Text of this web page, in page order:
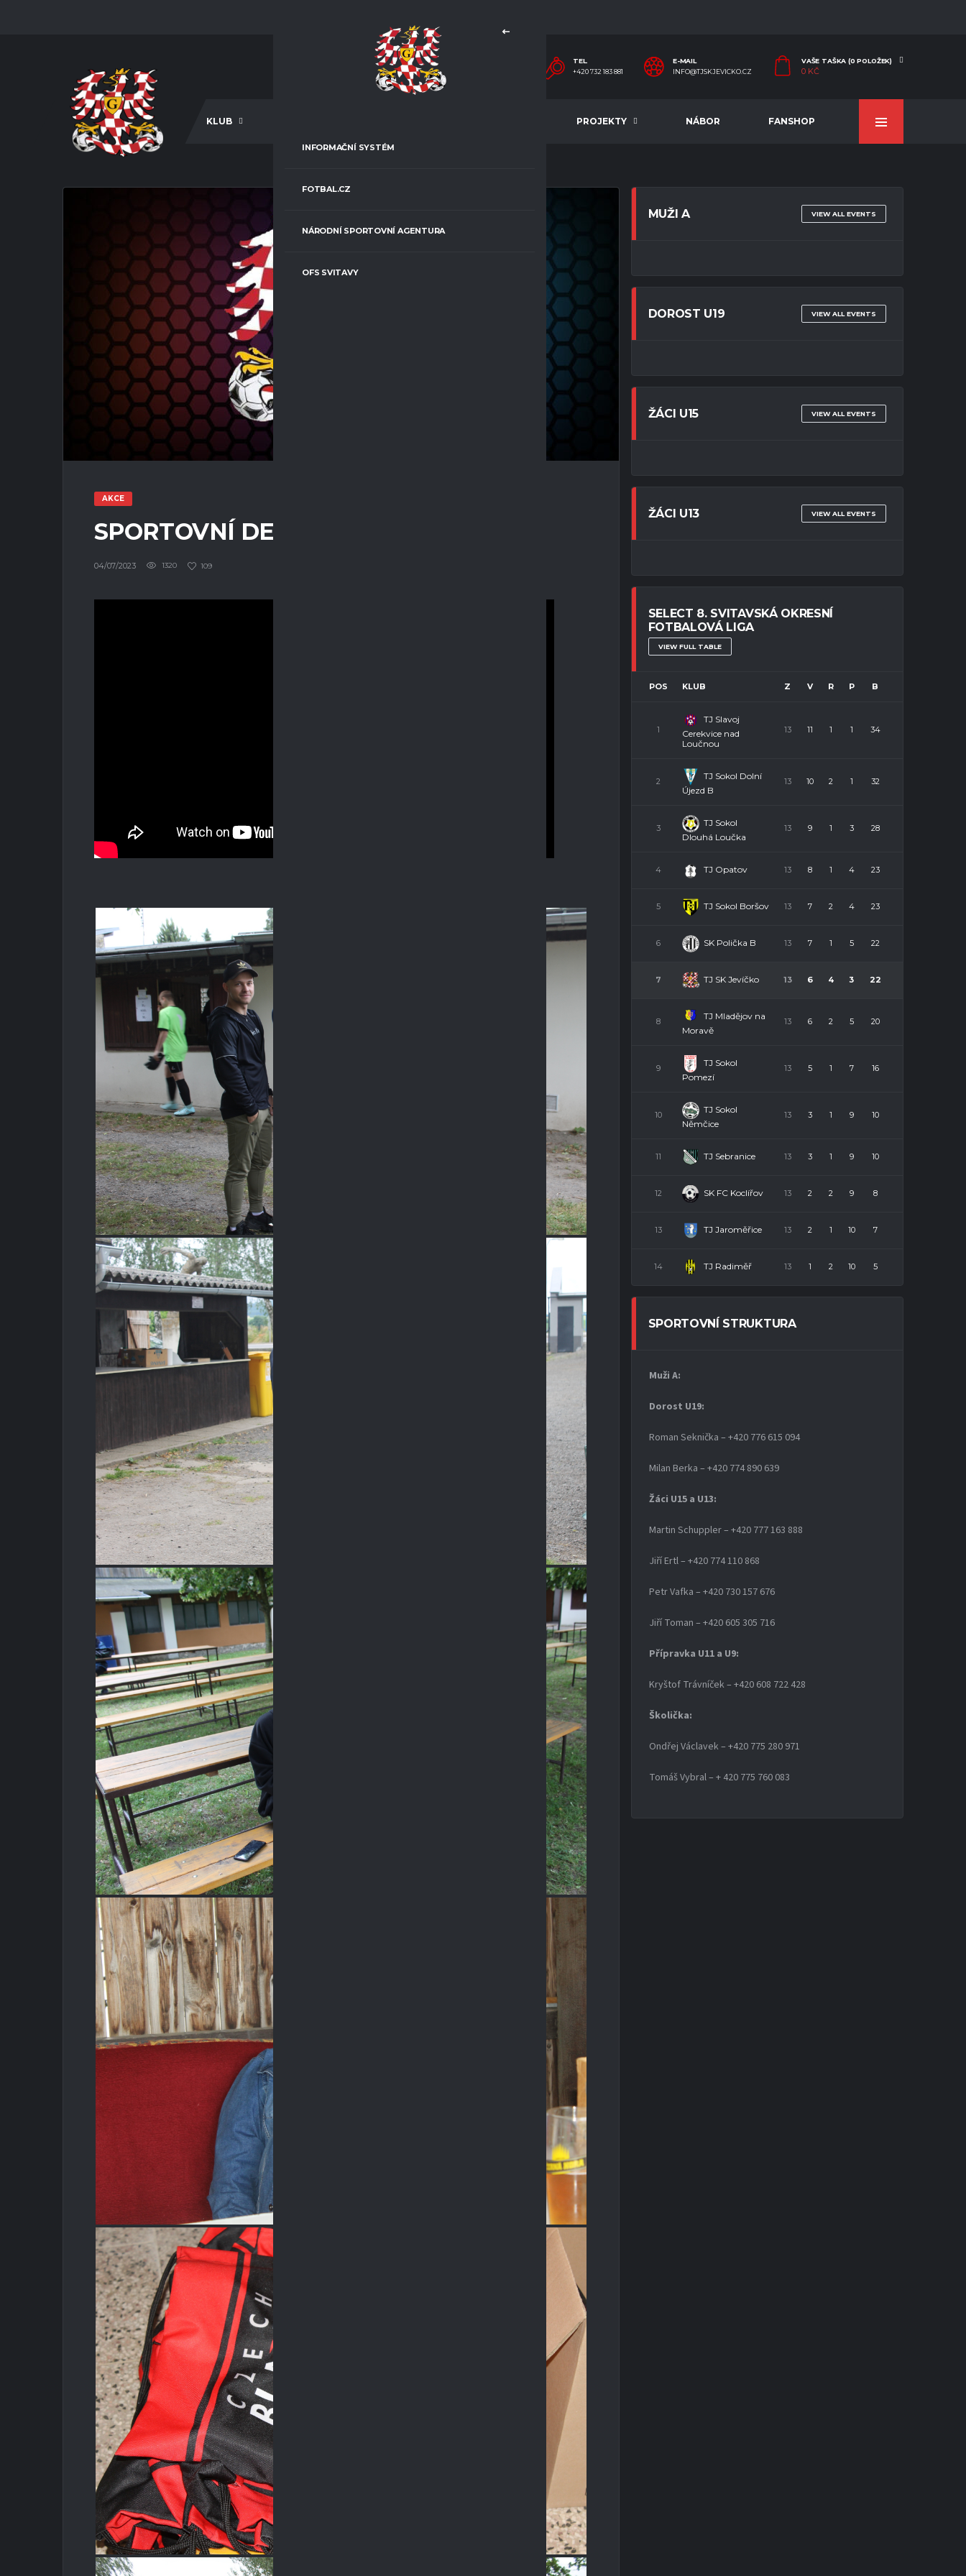
TEL.
+420 732 183 881
E-MAIL
INFO@TJSKJEVICKO.CZ
VAŠE TAŠKA (0 POLOŽEK)
0 KČ
KLUB PROJEKTY NÁBOR FANSHOP
INFORMAČNÍ SYSTÉM
FOTBAL.CZ
NÁRODNÍ SPORTOVNÍ AGENTURA
OFS SVITAVY
AKCE
SPORTOVNÍ DEN NA ESKÁ
04/07/2023 1320 109
MUŽI A VIEW ALL EVENTS
DOROST U19 VIEW ALL EVENTS
ŽÁCI U15 VIEW ALL EVENTS
ŽÁCI U13 VIEW ALL EVENTS
SELECT 8. SVITAVSKÁ OKRESNÍ
FOTBALOVÁ LIGA
VIEW FULL TABLE
POS KLUB Z V R P B
1
TJ Slavoj
Cerekvice nad
Loučnou
13 11 1 1 34
2
TJ Sokol Dolní
Újezd B
13 10 2 1 32
3
TJ Sokol
Dlouhá Loučka
13 9 1 3 28
4 TJ Opatov 13 8 1 4 23
5 TJ Sokol Boršov 13 7 2 4 23
6 SK Polička B 13 7 1 5 22
7 TJ SK Jevíčko 13 6 4 3 22
8
TJ Mladějov na
Moravě
13 6 2 5 20
9
TJ Sokol
Pomezí
13 5 1 7 16
10
TJ Sokol
Němčice
13 3 1 9 10
11 TJ Sebranice 13 3 1 9 10
12 SK FC Koclířov 13 2 2 9 8
13 TJ Jaroměřice 13 2 1 10 7
14 TJ Radiměř 13 1 2 10 5
SPORTOVNÍ STRUKTURA
Muži A:
Dorost U19:
Roman Seknička – +420 776 615 094
Milan Berka – +420 774 890 639
Žáci U15 a U13:
Martin Schuppler – +420 777 163 888
Jiří Ertl – +420 774 110 868
Petr Vafka – +420 730 157 676
Jiří Toman – +420 605 305 716
Přípravka U11 a U9:
Kryštof Trávníček – +420 608 722 428
Školička:
Ondřej Václavek – +420 775 280 971
Tomáš Vybral – + 420 775 760 083